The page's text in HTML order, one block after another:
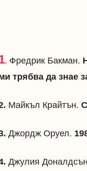
. Фредрик Бакман.
трябва да знае
Майкъл Крайтън.
Джордж Оруел.
Джулия